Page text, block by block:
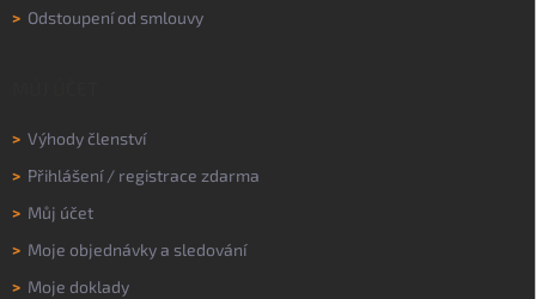
> Odstoupení od smlouvy
> Výhody členství
> Přihlášení/ registrace zdarma
> Můj účet
> Moje objednávky a sledování
> Moje doklady